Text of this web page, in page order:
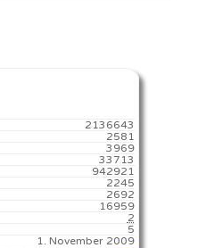
2136643
2581
3969
33713
942921
2245️
2692
16959️
2
5
1. November 2009